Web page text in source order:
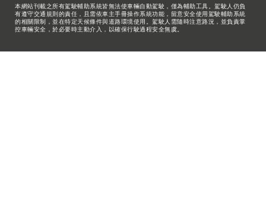
本網站刊載之所有駕駛輔助系統皆無法使車輛自動駕駛，僅為輔助工具。駕駛人仍負
有遵守交通規則的責任，且需依車主手冊操作系統功能，留意安全使用駕駛輔助系統
的相關限制，並在特定天候條件與道路環境使用。駕駛人需隨時注意路況，並負責掌
控車輛安全，於必要時主動介入，以確保行駛過程安全無虞。